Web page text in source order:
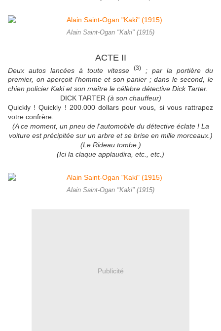
Alain Saint-Ogan "Kaki" (1915)
ACTE II
Deux autos lancées à toute vitesse (3)
; par la portière du
premier, on aperçoit l'homme et son panier ; dans le second, le
chien policier Kaki et son maître le célèbre détective Dick Tarter.
DICK TARTER (à son chauffeur)
Quickly ! Quickly ! 200.000 dollars pour vous, si vous rattrapez
votre confrère.
(A ce moment, un pneu de l'automobile du détective éclate ! La
voiture est précipitée sur un arbre et se brise en mille morceaux.)
(Le Rideau tombe.)
(Ici la claque applaudira, etc., etc.)
Alain Saint-Ogan "Kaki" (1915)
Publicité